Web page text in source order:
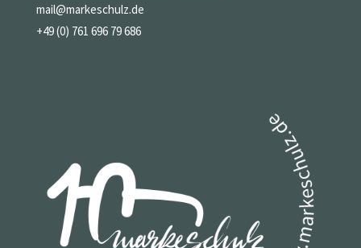
mail@markeschulz.de
+49 (0) 761 696 79 686